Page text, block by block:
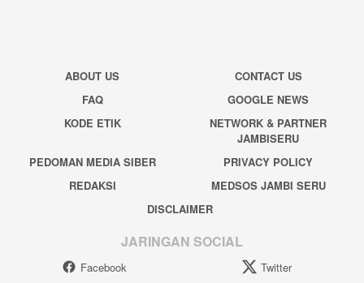
ABOUT US
CONTACT US
FAQ
GOOGLE NEWS
KODE ETIK
NETWORK & PARTNER
JAMBISERU
PEDOMAN MEDIA SIBER
PRIVACY POLICY
REDAKSI
MEDSOS JAMBI SERU
DISCLAIMER
JARINGAN SOCIAL
Facebook
Twitter